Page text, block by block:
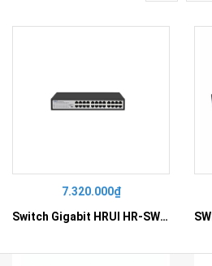
7.320.000₫
Switch Gigabit HRUI HR-SWG10240D